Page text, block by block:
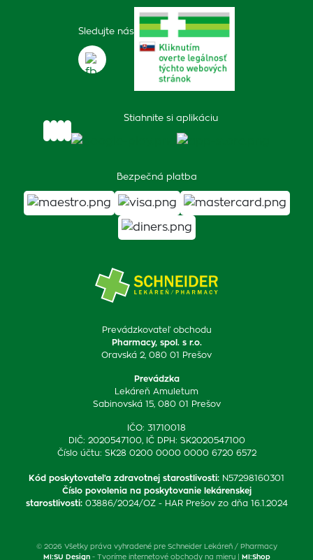
Prevádzkovateľ obchodu
Pharmacy, spol. s r.o.
Oravská 2, 080 01 Prešov
Prevádzka
Lekáreň Amuletum
Sabinovská 15, 080 01 Prešov
IČO: 31710018
DIČ: 2020547100, IČ DPH: SK2020547100
Číslo účtu: SK28 0200 0000 0000 6720 6572
Kód poskytovateľa zdravotnej starostlivosti: N57298160301
Číslo povolenia na poskytovanie lekárenskej
starostlivosti: 03886/2024/OZ - HAR Prešov zo dňa 16.1.2024
Sledujte nás
Stiahnite si aplikáciu
Bezpečná platba
© 2026 Všetky práva vyhradené pre Schneider Lekáreň / Pharmacy
MI:SU Design- Tvoríme internetové obchody na mieru | MI:Shop